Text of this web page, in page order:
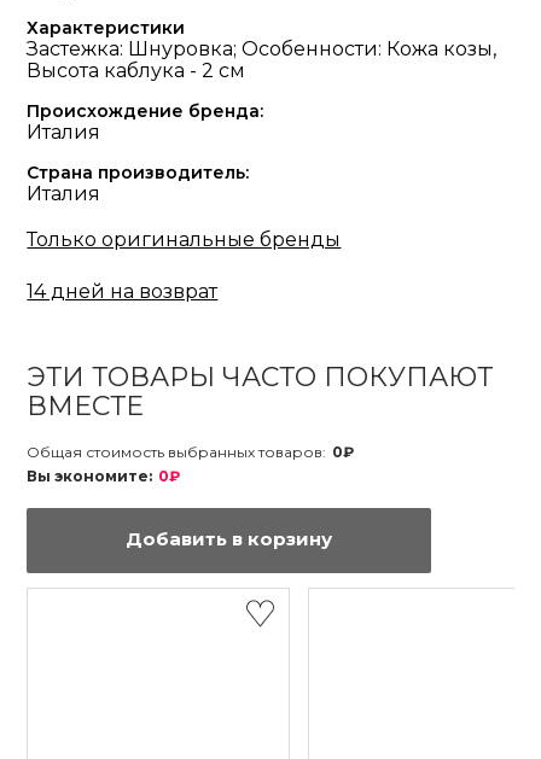
Характеристики
Застежка: Шнуровка; Особенности: Кожа козы,
Высота каблука - 2 см
Происхождение бренда:
Италия
Страна производитель:
Италия
Только оригинальные бренды
14 дней на возврат
ЭТИ ТОВАРЫ ЧАСТО ПОКУПАЮТ
ВМЕСТЕ
Общая стоимость выбранных товаров: 0₽
Вы экономите: 0₽
Добавить в корзину